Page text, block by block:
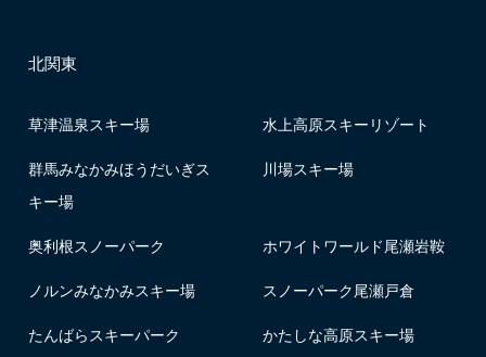
北関東
草津温泉スキー場 水上高原スキーリゾート
群馬みなかみほうだいぎス
キー場
川場スキー場
奥利根スノーパーク ホワイトワールド尾瀬岩鞍
ノルンみなかみスキー場 スノーパーク尾瀬戸倉
たんばらスキーパーク かたしな高原スキー場